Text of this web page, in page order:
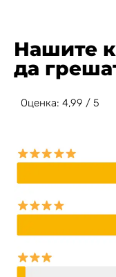
Нашите
да
Оценка: 4,99 / 5